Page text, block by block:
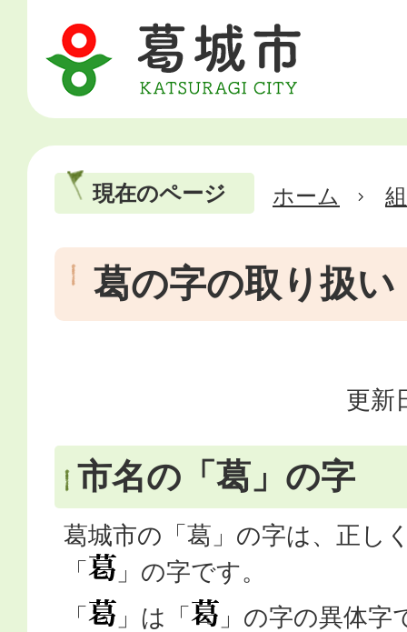
現在のページ ホーム
葛の字の取り扱い
更新
市名の「葛」の字
葛城市の「葛」の字は、正し
「
」の字です。
「
」は「
」の字の異体